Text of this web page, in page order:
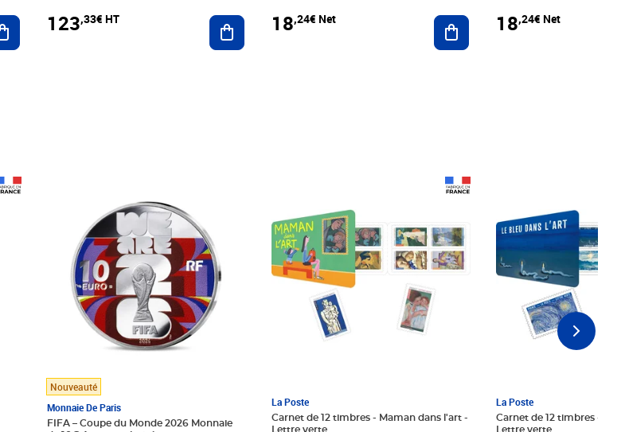
Ajouter au panier
123,33€ HT Ajouter au panier
18,24€ Net Ajouter au panier
18,24€ Net
Nouveauté
Monnaie De Paris
FIFA – Coupe du Monde 2026 Monnaie
La Poste
Carnet de 12 timbres - Maman dans l'art -
Lettre verte
La Poste
Carnet de 12 timbres - Le
Lettre verte